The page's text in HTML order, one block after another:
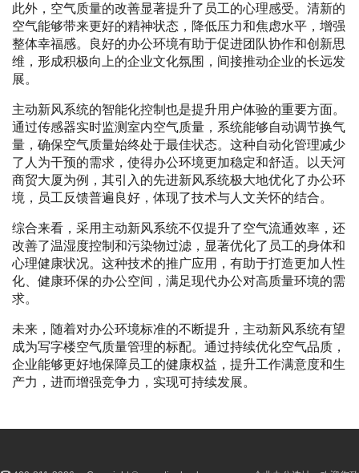
此外，空气质量的改善显著提升了员工的心理感受。清新的
空气能够带来更好的精神状态，降低压力和焦虑水平，增强
整体幸福感。良好的办公环境有助于促进团队协作和创新思
维，形成积极向上的企业文化氛围，间接推动企业的长远发
展。
主动新风系统的智能化控制也是提升用户体验的重要方面。
通过传感器实时监测室内空气质量，系统能够自动调节换气
量，确保空气质量始终处于最佳状态。这种自动化管理减少
了人为干预的需求，使得办公环境更加稳定和舒适。以天河
商贸大厦为例，其引入的先进新风系统极大地优化了办公环
境，员工反馈普遍良好，体现了技术与人文关怀的结合。
综合来看，采用主动新风系统不仅提升了空气流通效率，还
改善了温湿度控制和污染物过滤，显著优化了员工的身体和
心理健康状况。这种技术的推广应用，有助于打造更加人性
化、健康环保的办公空间，满足现代办公对高质量环境的需
求。
未来，随着对办公环境标准的不断提升，主动新风系统有望
成为写字楼空气质量管理的标配。通过持续优化空气品质，
企业能够更好地保障员工的健康权益，提升工作满意度和生
产力，进而增强竞争力，实现可持续发展。